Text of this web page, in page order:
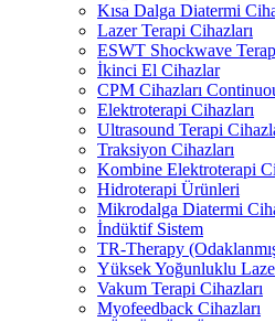
Kısa Dalga Diatermi
Lazer Terapi Cihazları
ESWT Shockwave
İkinci El Cihazlar
CPM Cihazları
Elektroterapi Cihazları
Ultrasound Terapi
Traksiyon Cihazları
Kombine Elektroterapi
Hidroterapi Ürünleri
Mikrodalga Diatermi
İndüktif Sistem
TR-Therapy
Yüksek Yoğunluklu
Vakum Terapi Cihazları
Myofeedback Cihazları